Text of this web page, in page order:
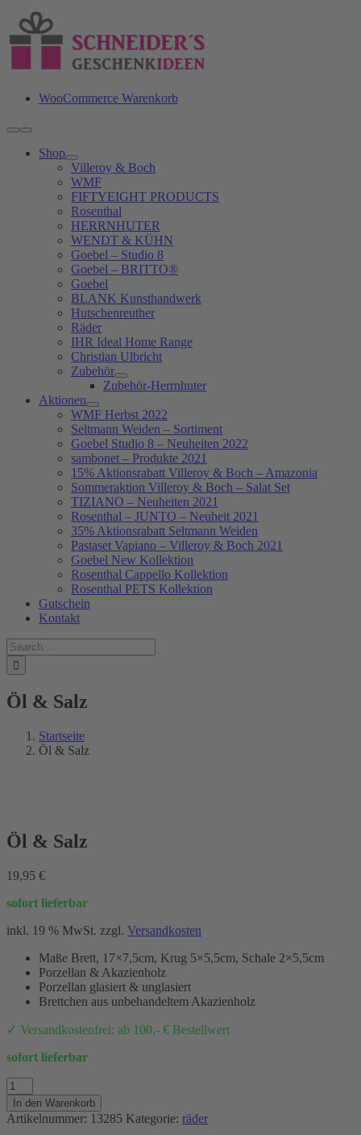
Inhalt
springen
WooCommerce Warenkorb
Toggle
Navigation
Shop
Villeroy & Boch
WMF
FIFTYEIGHT PRODUCTS
Rosenthal
HERRNHUTER
WENDT & KÜHN
Goebel – Studio 8
Goebel – BRITTO®
Goebel
BLANK Kunsthandwerk
Hutschenreuther
Räder
IHR Ideal Home Range
Christian Ulbricht
Zubehör
Zubehör-Herrnhuter
Aktionen
WMF Herbst 2022
Seltmann Weiden – Sortiment
Goebel Studio 8 – Neuheiten 2022
sambonet – Produkte 2021
15% Aktionsrabatt Villeroy & Boch – Amazonia
Sommeraktion Villeroy & Boch – Salat Set
TIZIANO – Neuheiten 2021
Rosenthal – JUNTO – Neuheit 2021
35% Aktionsrabatt Seltmann Weiden
Pastaset Vapiano – Villeroy & Boch 2021
Goebel New Kollektion
Rosenthal Cappello Kollektion
Rosenthal PETS Kollektion
Gutschein
Kontakt
Suche
nach:
Öl & Salz
Startseite
Öl & Salz
Öl & Salz
19,95 €
sofort lieferbar
inkl. 19 % MwSt. zzgl. Versandkosten
Maße Brett, 17×7,5cm, Krug 5×5,5cm, Schale 2×5,5cm
Porzellan & Akazienholz
Porzellan glasiert & unglasiert
Brettchen aus unbehandeltem Akazienholz
✓ Versandkostenfrei: ab 100,- € Bestellwert
sofort lieferbar
Öl
&
Salz
Menge
In den Warenkorb
Artikelnummer: 13285 Kategorie: räder